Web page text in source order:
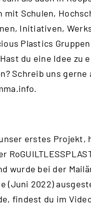
mit Schulen,
Initiativen,
Plastics
du eine Idee zu
Schreib uns gerne
.
unser erstes Projekt,
wurde bei der
(Juni 2022)
findest du im